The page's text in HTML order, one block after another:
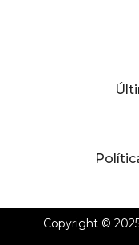
Copyright ©